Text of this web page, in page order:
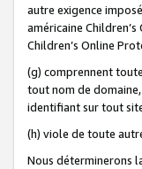
autre exigence
américaine
Children’s Online
(g) comprennent
tout nom de
identifiant sur tout
(h) viole de toute
Nous déterminerons